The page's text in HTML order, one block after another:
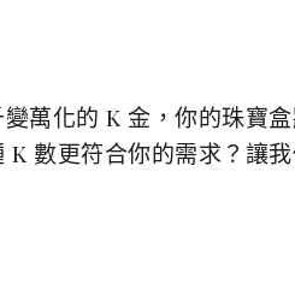
萬化的 K 金，你的珠寶
K 數更符合你的需求？讓